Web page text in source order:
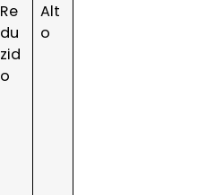
Re
du
zid
o
Alt
o